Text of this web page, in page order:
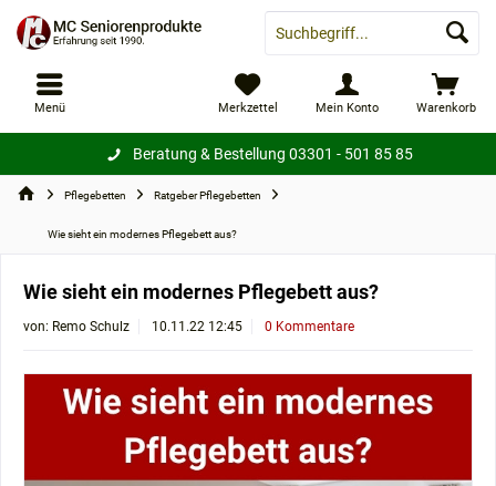
Beratung & Bestellung 03301 - 501 85 85
Warenkorb
Merkzettel Mein Konto
Menü
Pflegebetten Ratgeber Pflegebetten
Wie sieht ein modernes Pflegebett aus?
Wie sieht ein modernes Pflegebett aus?
von: Remo Schulz 10.11.22 12:45 0 Kommentare